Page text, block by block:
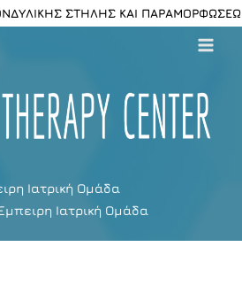
ΣΤΗΛΗΣ ΚΑΙ ΠΑΡΑΜΟΡΦΩΣΕΩΝ
Ιατρική Ομάδα
Ιατρική Ομάδα